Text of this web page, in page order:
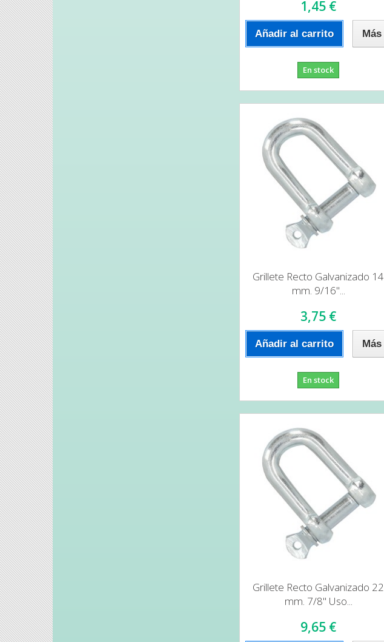
1,45 €
Añadir al carrito Más
En stock
Grillete Recto Galvanizado 14
mm. 9/16"...
3,75 €
Añadir al carrito Más
En stock
Grillete Recto Galvanizado 22
mm. 7/8" Uso...
9,65 €